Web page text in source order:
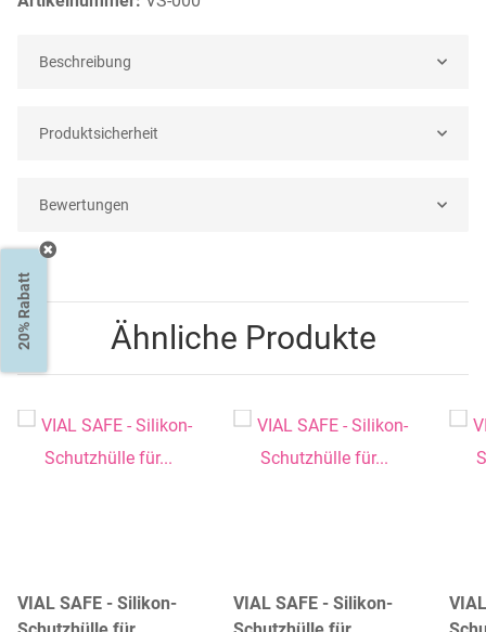
Beschreibung
Produktsicherheit
Bewertungen
Ähnliche Produkte
VIAL SAFE - Silikon-
VIAL SAFE - Silikon-
20% Rabatt